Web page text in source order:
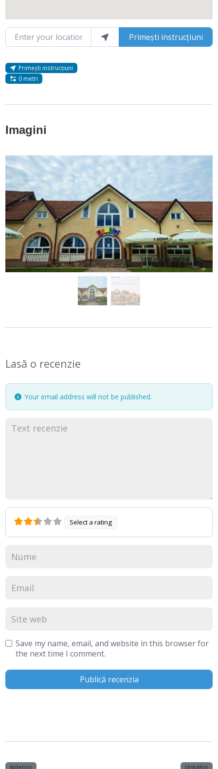
Enter your location
Primești instrucțiuni
Primești instrucțiuni
0 metri
Imagini
Anterior
Lasă o recenzie
Your email address will not be published.
Select a rating
Save my name, email, and website in this browser for
the next time I comment.
Anterior Următor